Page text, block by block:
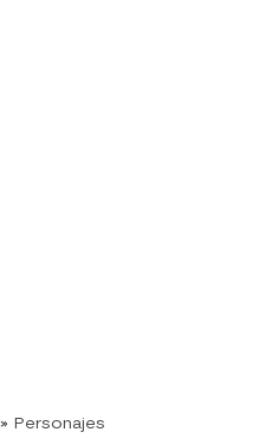
» Personajes